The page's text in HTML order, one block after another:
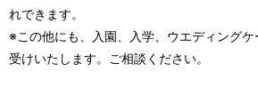
れできます。
※この他にも、入園、入学、ウエディング
受けいたします。ご相談ください。